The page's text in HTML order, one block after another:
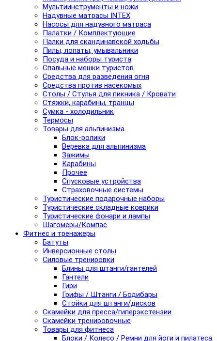
Мультиинструменты и ножи
Надувные матрасы INTEX
Насосы для надувного матраса
Палатки / Комплектующие
Палки для скандинавской ходьбы
Пилы, лопаты, умывальники
Посуда и наборы туриста
Спальные мешки туристов
Средства для разведения огня
Средства против насекомых
Столы / Стулья для пикника / Кровати
Стяжки, карабины, транцы
Сумка - холодильник
Термосы
Товары для альпинизма
Блок-ролики
Веревка для альпинизма
Зажимы
Карабины
Прочее
Спусковые устройства
Страховочные системы
Туристические подарочные наборы
Туристические складные коврики
Туристические фонари и лампы
Шагомеры/Компас
Фитнес и тренажеры
Батуты
Инверсионные столы
Силовые тренировки
Блины для штанги/гантелей
Гантели
Гири
Грифы / Штанги / Бодибары
Стойки для штанги/дисков
Скамейки для пресса/гиперэкстензии
Скамейки тренировочные
Товары для фитнеса
Блоки / Колесо / Ремни для йоги и пилатеса